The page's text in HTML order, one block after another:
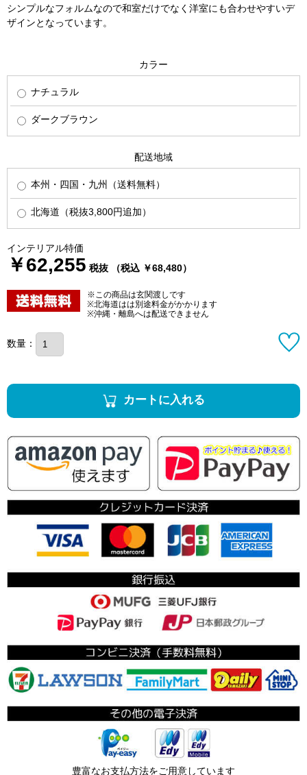
シンプルなフォルムなので和室だけでなく洋室にも合わせやすいデ
ザインとなっています。
カラー
ナチュラル
ダークブラウン
配送地域
本州・四国・九州（送料無料）
北海道（税抜3,800円追加）
インテリアル特価
￥62,255 税抜 （税込 ￥68,480）
※この商品は玄関渡しです
※北海道はは別途料金がかかります
※沖縄・離島へは配送できません
数量：
カートに入れる
豊富なお支払方法をご用意しています